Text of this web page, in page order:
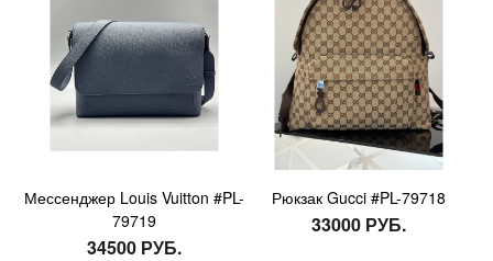
Мессенджер Louis Vuitton #PL-
79719
34500 РУБ.
Рюкзак Gucci #PL-79718
33000 РУБ.